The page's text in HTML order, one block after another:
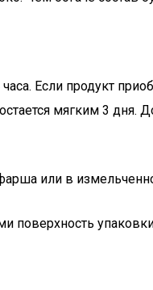
Если продукт
мягким 3 дня.
или в
поверхность